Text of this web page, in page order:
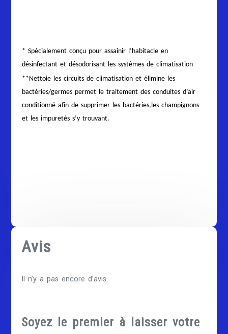
* Spécialement conçu pour assainir l’habitacle en
désinfectant et désodorisant les systèmes de climatisation
**Nettoie les circuits de climatisation et élimine les
bactéries/germes permet le traitement des conduites d’air
conditionné afin de supprimer les bactéries,les champignons
et les impuretés s’y trouvant.
Avis
Il n’y a pas encore d’avis.
Soyez le premier à laisser votre